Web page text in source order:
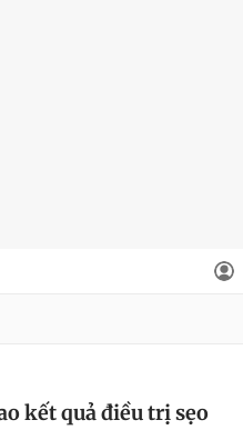
kết quả điều trị sẹo